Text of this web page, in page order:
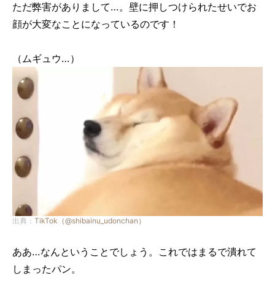
ただ弊害がありまして…。壁に押しつけられたせいでお
顔が大変なことになっているのです！
（ムギュウ…）
出典： TikTok（@shibainu_udonchan）
ああ…なんということでしょう。これではまるで潰れて
しまったパン。